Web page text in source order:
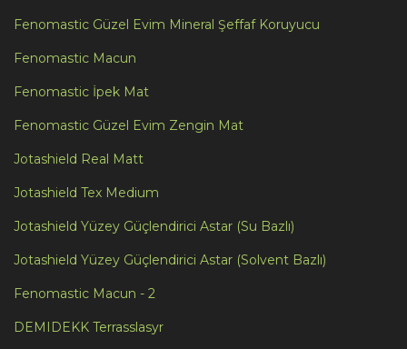
Fenomastic Güzel Evim Mineral Şeffaf Koruyucu
Fenomastic Macun
Fenomastic İpek Mat
Fenomastic Güzel Evim Zengin Mat
Jotashield Real Matt
Jotashield Tex Medium
Jotashield Yüzey Güçlendirici Astar (Su Bazlı)
Jotashield Yüzey Güçlendirici Astar (Solvent Bazlı)
Fenomastic Macun - 2
DEMIDEKK Terrasslasyr